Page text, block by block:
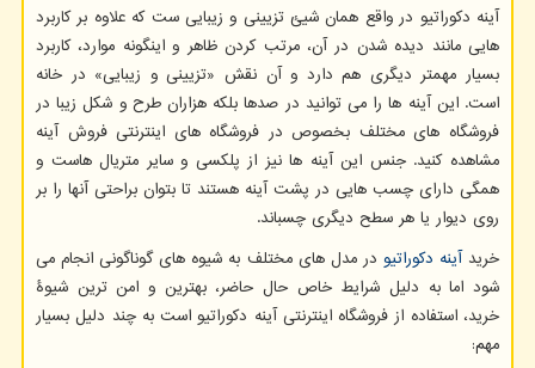
آینه دکوراتیو در واقع همان شیئ تزیینی و زیبایی ست که علاوه بر کاربرد
هایی مانند دیده شدن در آن، مرتب کردن ظاهر و اینگونه موارد، کاربرد
بسیار مهمتر دیگری هم دارد و آن نقش «تزیینی و زیبایی» در خانه
است. این آینه ها را می توانید در صدها بلکه هزاران طرح و شکل زیبا در
فروشگاه های مختلف بخصوص در فروشگاه های اینترنتی فروش آینه
مشاهده کنید. جنس این آینه ها نیز از پلکسی و سایر متریال هاست و
همگی دارای چسب هایی در پشت آینه هستند تا بتوان براحتی آنها را بر
روی دیوار یا هر سطح دیگری چسباند.
خریدآینه دکوراتیو در مدل های مختلف به شیوه های گوناگونی انجام می
شود اما به دلیل شرایط خاص حال حاضر، بهترین و امن ترین شیوۀ
خرید، استفاده از فروشگاه اینترنتی آینه دکوراتیو است به چند دلیل بسیار
مهم: